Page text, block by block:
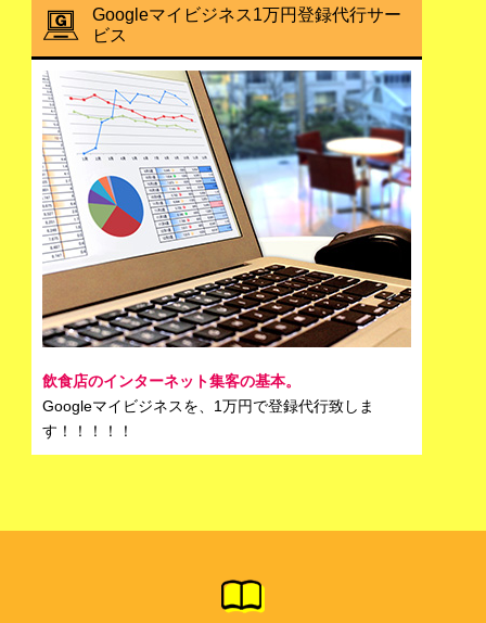
Googleマイビジネス1万円登録代行サー
ビス
飲食店のインターネット集客の基本。
Googleマイビジネスを、1万円で登録代行致しま
す！！！！！